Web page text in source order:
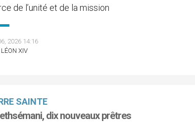
de l’unité et de la mission
2026 14:16
LÉON XIV
SAINTE
dix nouveaux prêtres